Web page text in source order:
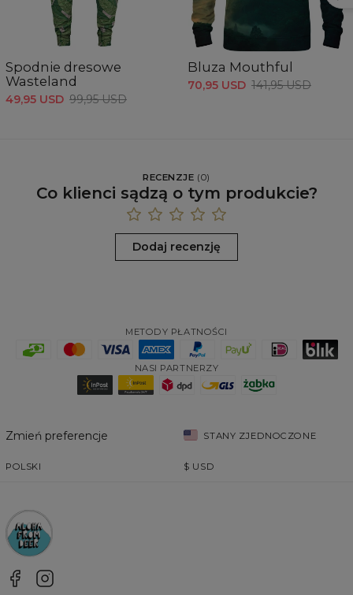
Spodnie dresowe
Wasteland
49,95 USD 99,95 USD
Bluza Mouthful
70,95 USD 141,95 USD
RECENZJE (0)
Co klienci sądzą o tym produkcie?
Dodaj recenzję
METODY PŁATNOŚCI
NASI PARTNERZY
Zmień preferencje STANY ZJEDNOCZONE
POLSKI $ USD